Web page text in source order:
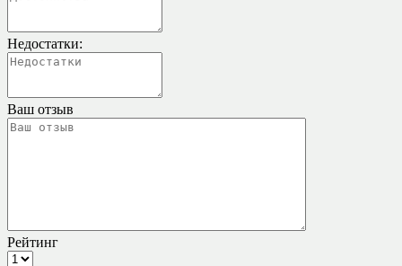
Недостатки:
Ваш отзыв
Рейтинг